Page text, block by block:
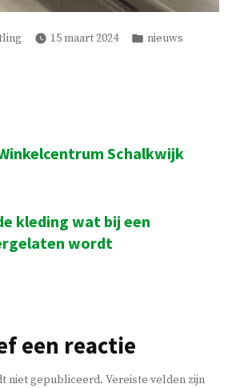
15 maart 2024
Geplaatst
nieuws
Schalkwijk
kleding wat bij een
wordt
een reactie
niet gepubliceerd. Vereiste velden zijn